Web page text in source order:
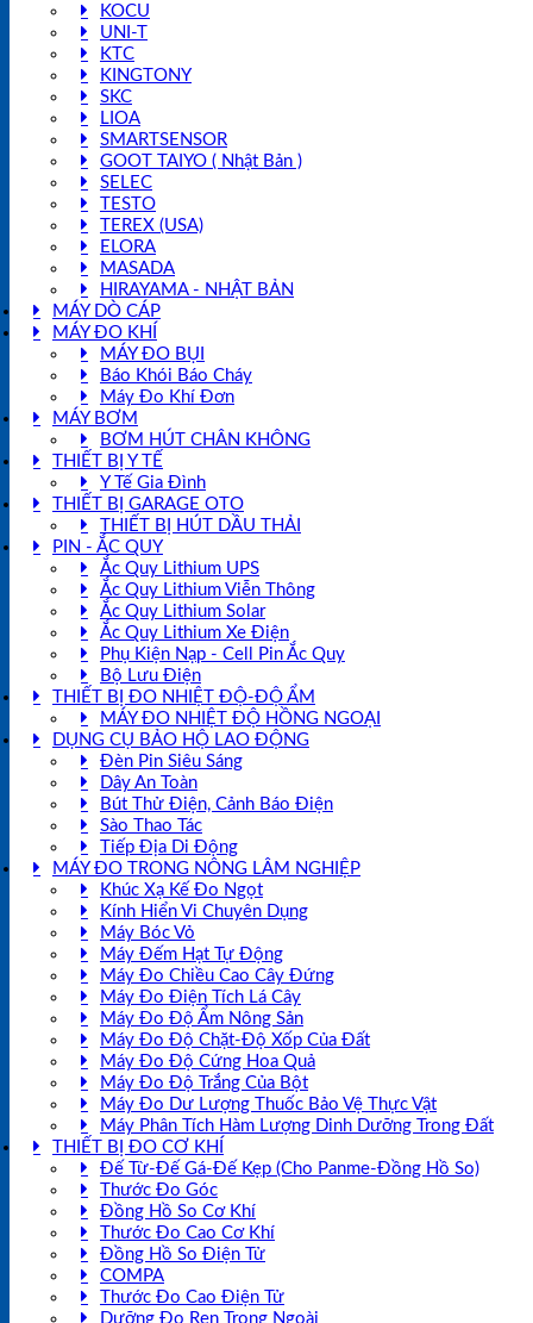
KOCU
UNI-T
KTC
KINGTONY
SKC
LIOA
SMARTSENSOR
GOOT TAIYO ( Nhật Bản )
SELEC
TESTO
TEREX (USA)
ELORA
MASADA
HIRAYAMA - NHẬT BẢN
MÁY DÒ CÁP
MÁY ĐO KHÍ
MÁY ĐO BỤI
Báo Khói Báo Cháy
Máy Đo Khí Đơn
MÁY BƠM
BƠM HÚT CHÂN KHÔNG
THIẾT BỊ Y TẾ
Y Tế Gia Đình
THIẾT BỊ GARAGE OTO
THIẾT BỊ HÚT DẦU THẢI
PIN - ẮC QUY
Ắc Quy Lithium UPS
Ắc Quy Lithium Viễn Thông
Ắc Quy Lithium Solar
Ắc Quy Lithium Xe Điện
Phụ Kiện Nạp - Cell Pin Ắc Quy
Bộ Lưu Điện
THIẾT BỊ ĐO NHIỆT ĐỘ-ĐỘ ẨM
MÁY ĐO NHIỆT ĐỘ HỒNG NGOẠI
DỤNG CỤ BẢO HỘ LAO ĐỘNG
Đèn Pin Siêu Sáng
Dây An Toàn
Bút Thử Điện, Cảnh Báo Điện
Sào Thao Tác
Tiếp Địa Di Động
MÁY ĐO TRONG NÔNG LÂM NGHIỆP
Khúc Xạ Kế Đo Ngọt
Kính Hiển Vi Chuyên Dụng
Máy Bóc Vỏ
Máy Đếm Hạt Tự Động
Máy Đo Chiều Cao Cây Đứng
Máy Đo Điện Tích Lá Cây
Máy Đo Độ Ẩm Nông Sản
Máy Đo Độ Chặt-Độ Xốp Của Đất
Máy Đo Độ Cứng Hoa Quả
Máy Đo Độ Trắng Của Bột
Máy Đo Dư Lượng Thuốc Bảo Vệ Thực Vật
Máy Phân Tích Hàm Lượng Dinh Dưỡng Trong Đất
THIẾT BỊ ĐO CƠ KHÍ
Đế Từ-Đế Gá-Đế Kẹp (Cho Panme-Đồng Hồ So)
Thước Đo Góc
Đồng Hồ So Cơ Khí
Thước Đo Cao Cơ Khí
Đồng Hồ So Điện Tử
COMPA
Thước Đo Cao Điện Tử
Dưỡng Đo Ren Trong Ngoài